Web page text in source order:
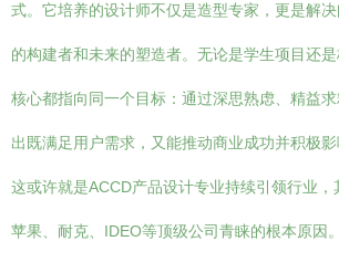
式。它培养的设计师不仅是造型专家，更是解
的构建者和未来的塑造者。无论是学生项目还
核心都指向同一个目标：通过深思熟虑、精益
出既满足用户需求，又能推动商业成功并积极影
这或许就是ACCD产品设计专业持续引领行业，
苹果、耐克、IDEO等顶级公司青睐的根本原因。